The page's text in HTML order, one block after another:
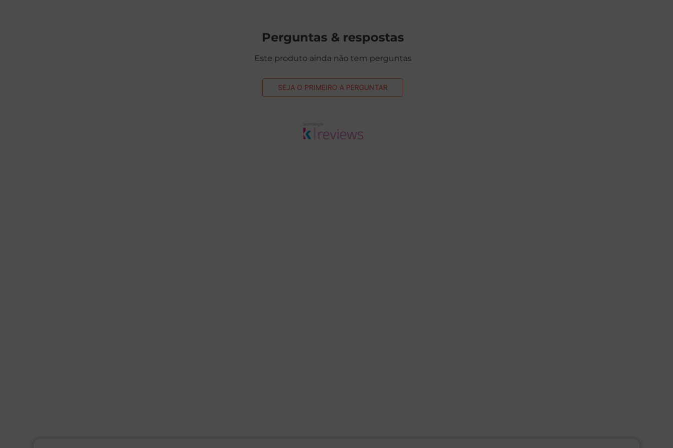
Perguntas & respostas
Este produto ainda não tem perguntas
SEJA O PRIMEIRO A PERGUNTAR